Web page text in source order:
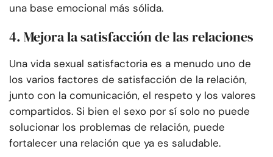
una base emocional más sólida.
4. Mejora la satisfacción de las relaciones
Una vida sexual satisfactoria es a menudo uno de
los varios factores de satisfacción de la relación,
junto con la comunicación, el respeto y los valores
compartidos. Si bien el sexo por sí solo no puede
solucionar los problemas de relación, puede
fortalecer una relación que ya es saludable.